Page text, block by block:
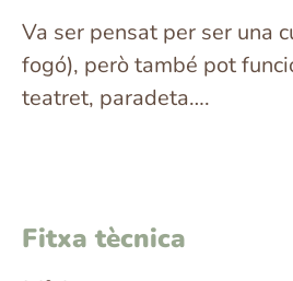
Va ser pensat per ser una
fogó), però també pot
teatret, paradeta….
Fitxa tècnica